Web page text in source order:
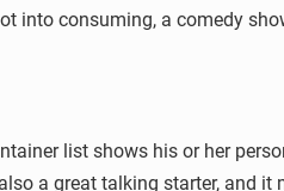
into consuming, a comedy
list shows his or her
a great talking starter, and it